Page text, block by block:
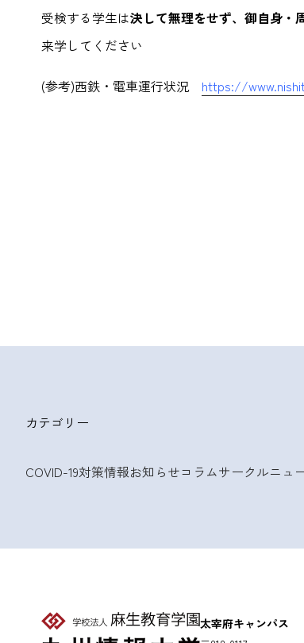
受検する学生は決して無理をせず、御自身・
来学してください
(参考)西鉄・電車運行状況 https://
カテゴリー
COVID-19対策情報お知らせコラムサークルニュ
太宰府キャンパス